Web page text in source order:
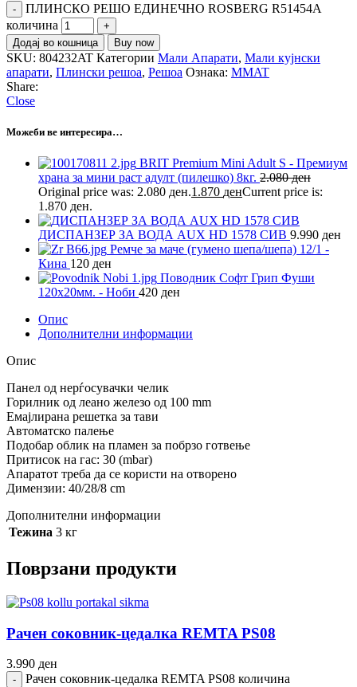
ПЛИНСКО РЕШО ЕДИНЕЧНО ROSBERG R51454A
количина
Додај во кошница Buy now
SKU: 804232AT Категории Мали Апарати, Мали кујнски
апарати, Плински решоа, Решоа Ознака: MMAT
Share:
Close
Можеби ве интересира…
BRIT Premium Mini Adult S - Премиум
храна за мини раст адулт (пилешко) 8кг. 2.080ден
Original price was: 2.080 ден.1.870 денCurrent price is:
1.870 ден.
ДИСПАНЗЕР ЗА ВОДА AUX HD 1578 СИВ 9.990 ден
Ремче за маче (гумено шепа/шепа) 12/1 -
Кина 120 ден
Поводник Софт Грип Фуши
120х20мм. - Ноби 420 ден
Опис
Дополнителни информации
Опис
Панел од нерѓосувачки челик
Горилник од леано железо од 100 mm
Емајлирана решетка за тави
Автоматско палење
Подобар облик на пламен за побрзо готвење
Притисок на гас: 30 (mbar)
Апаратот треба да се користи на отворено
Димензии: 40/28/8 cm
Дополнителни информации
Тежина 3 кг
Поврзани продукти
Рачен соковник-цедалка REMTA PS08
3.990 ден
Рачен соковник-цедалка REMTA PS08 количина